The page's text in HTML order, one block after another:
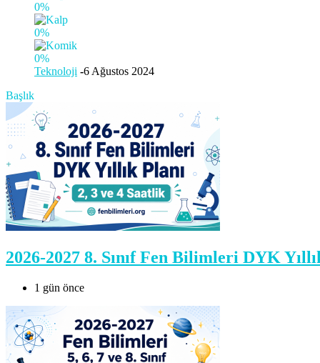
0%
0%
0%
Teknoloji -6 Ağustos 2024
Başlık
2026-2027 8. Sınıf Fen Bilimleri DYK
1 gün önce